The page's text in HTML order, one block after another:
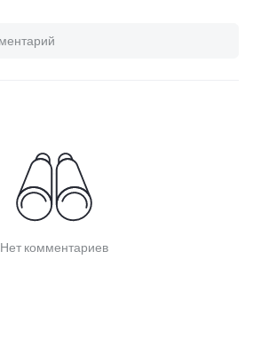
Нет комментариев